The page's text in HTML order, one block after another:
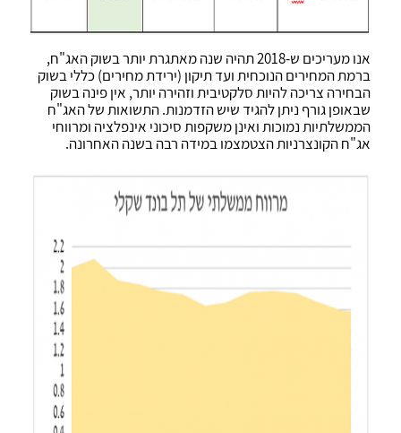
אנו מעריכים ש-2018 תהיה שנה מאתגרת יותר בשוק האג"ח,
ברמת המחירים הנוכחית ועד תיקון (ירידת מחירים) כללי בשוק
הבחירה צריכה להיות סלקטיבית וזהירה יותר, אין פינה בשוק
שבאופן גורף ניתן להגיד שיש הזדמנות. התשואות של האג"ח
הממשלתיות נמוכות ואינן משקפות סיכוני אינפלציה ומרווחי
אג"ח הקונצרניות הצטמצמו במידה רבה בשנה האחרונה.